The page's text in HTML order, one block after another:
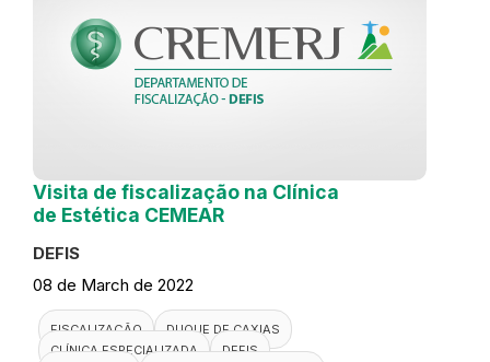
Visita de fiscalização na Clínica
de Estética CEMEAR
DEFIS
08 de March de 2022
FISCALIZAÇÃO
DUQUE DE CAXIAS
CLÍNICA ESPECIALIZADA
DEFIS